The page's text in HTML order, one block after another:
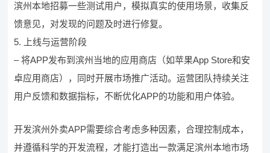
滨州本地招募一些测试用户，模拟真实的使用场景，收集反
馈意见，对发现的问题及时进行修复。
5. 上线与运营阶段
– 将APP发布到滨州当地的应用商店（如苹果App Store和安
卓应用商店），同时开展市场推广活动。运营团队持续关注
用户反馈和数据指标，不断优化APP的功能和用户体验。
开发滨州外卖APP需要综合考虑多种因素，合理控制成本，
并遵循科学的开发流程，才能打造出一款满足滨州本地市场